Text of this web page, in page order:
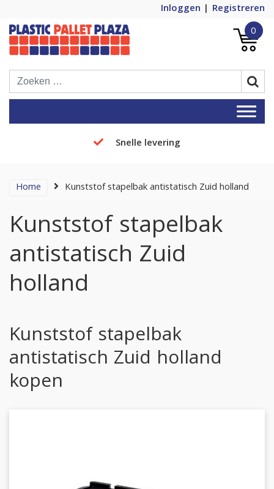
Inloggen
Registreren
Plastic Pallet Plaza
Plastic Pallets Plaza, de nummer 1 in
Europa!
0
Snelle levering
Home Kunststof stapelbak antistatisch Zuid holland
Kunststof stapelbak
antistatisch Zuid
holland
Kunststof stapelbak
antistatisch Zuid holland
kopen